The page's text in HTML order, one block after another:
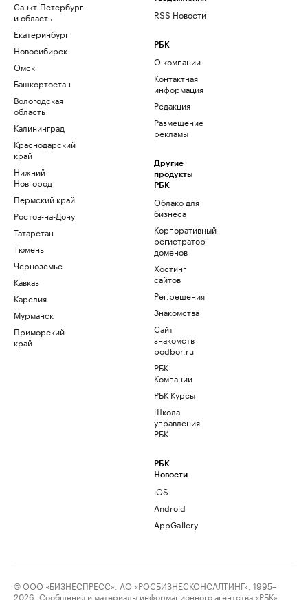
Санкт-Петербург
и область
Екатеринбург
Новосибирск
Омск
Башкортостан
Вологодская
область
Калининград
Краснодарский
край
Нижний
Новгород
Пермский край
Ростов-на-Дону
Татарстан
Тюмень
Черноземье
Кавказ
Карелия
Мурманск
Приморский
край
RSS Новости
РБК
О компании
Контактная
информация
Редакция
Размещение
рекламы
Другие
продукты
РБК
Облако для
бизнеса
Корпоративный
регистратор
доменов
Хостинг
сайтов
Рег.решения
Знакомства
Сайт
знакомств
podbor.ru
РБК
Компании
РБК Курсы
Школа
управления
РБК
РБК
Новости
iOS
Android
AppGallery
© ООО «БИЗНЕСПРЕСС», АО «РОСБИЗНЕСКОНСАЛТИНГ», 1995–
2026. Сообщения и материалы информационного агентства «РБК»